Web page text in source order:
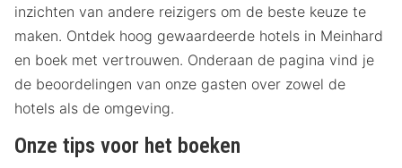
inzichten van andere reizigers om de beste keuze te
maken. Ontdek hoog gewaardeerde hotels in Meinhard
en boek met vertrouwen. Onderaan de pagina vind je
de beoordelingen van onze gasten over zowel de
hotels als de omgeving.
Onze tips voor het boeken